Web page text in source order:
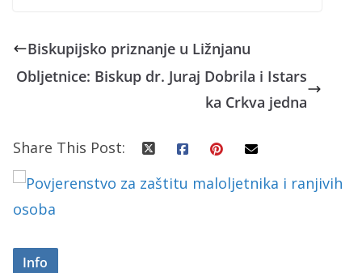
Biskupijsko priznanje u Ližnjanu
Obljetnice: Biskup dr. Juraj Dobrila i Istars
ka Crkva jedna
Share This Post:
Info